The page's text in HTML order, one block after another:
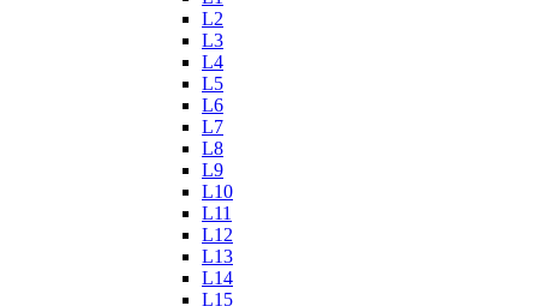
L2
L3
L4
L5
L6
L7
L8
L9
L10
L11
L12
L13
L14
L15